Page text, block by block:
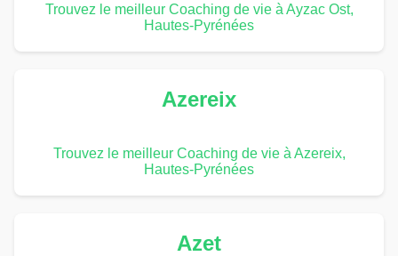
Trouvez le meilleur Coaching de vie à Ayzac Ost,
Hautes-Pyrénées
Azereix
Trouvez le meilleur Coaching de vie à Azereix,
Hautes-Pyrénées
Azet